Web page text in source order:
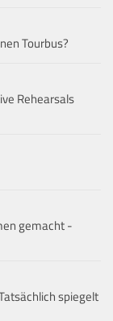
Tourbus?
Rehearsals
gemacht -
spiegelt